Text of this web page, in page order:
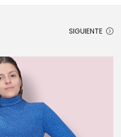
a
l
a
n
a
v
a
l
c
o
n
t
SIGUIENTE